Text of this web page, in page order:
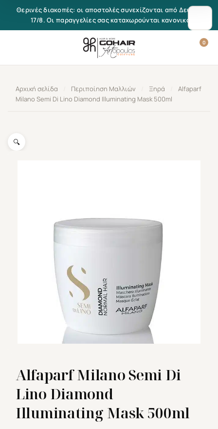
Μετάβαση στο περιεχόμενο
Θερινές διακοπές: οι αποστολές συνεχίζονται από Δευτέρα
17/8. Οι παραγγελίες σας καταχωρούνται κανονικά.
0
Αρχική σελίδα Περιποίηση Μαλλιών Ξηρά
Alfaparf
Milano Semi Di Lino Diamond Illuminating Mask 500ml
🔍
Alfaparf Milano Semi Di
Lino Diamond
Illuminating Mask 500ml